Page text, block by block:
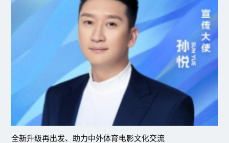
全新升级再出发、助力中外体育电影文化交流